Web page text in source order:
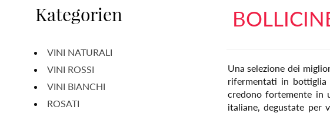
Kategorien
VINI NATURALI
VINI ROSSI
VINI BIANCHI
ROSATI
Una selezione dei
rifermentati in
credono fortemente in
italiane, degustate per